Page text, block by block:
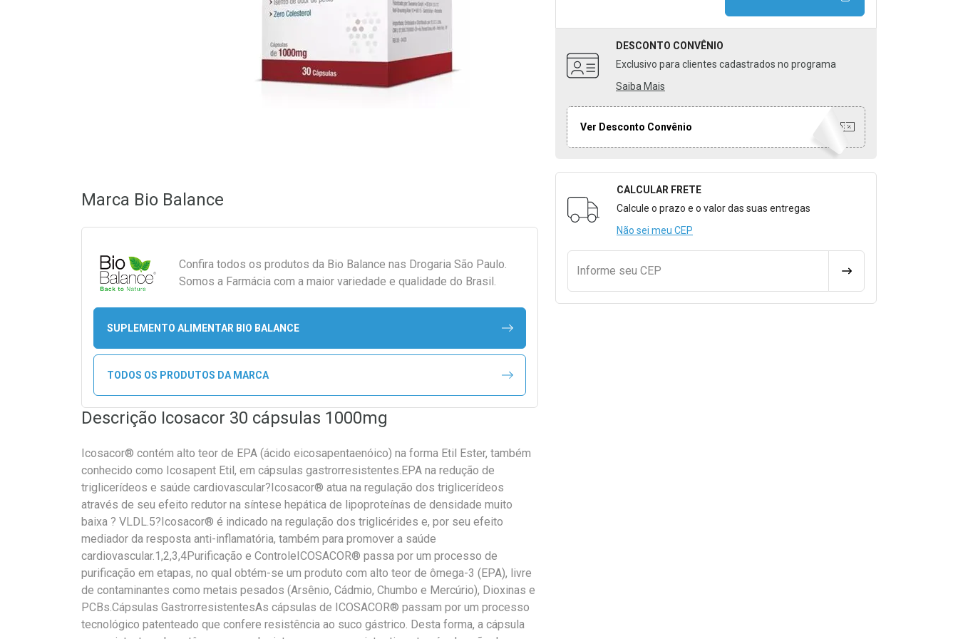
DESCONTO CONVÊNIO
Exclusivo para clientes cadastrados no programa
Saiba Mais
Ver Desconto Convênio
Formulário para Calcular o Frete
CALCULAR FRETE
Calcule o prazo e o valor das suas entregas
Não sei meu CEP
Informe seu CEP CALCULAR FRETE
Marca Bio Balance
Confira todos os produtos da Bio Balance nas Drogaria São Paulo.
Somos a Farmácia com a maior variedade e qualidade do Brasil.
SUPLEMENTO ALIMENTAR BIO BALANCE
TODOS OS PRODUTOS DA MARCA
Descrição Icosacor 30 cápsulas 1000mg
Icosacor® contém alto teor de EPA (ácido eicosapentaenóico) na forma Etil Ester, também
conhecido como Icosapent Etil, em cápsulas gastrorresistentes.EPA na redução de
triglicerídeos e saúde cardiovascular?Icosacor® atua na regulação dos triglicerídeos
através de seu efeito redutor na síntese hepática de lipoproteínas de densidade muito
baixa ? VLDL.5?Icosacor® é indicado na regulação dos triglicérides e, por seu efeito
mediador da resposta anti-inflamatória, também para promover a saúde
cardiovascular.1,2,3,4Purificação e ControleICOSACOR® passa por um processo de
purificação em etapas, no qual obtém-se um produto com alto teor de ômega-3 (EPA), livre
de contaminantes como metais pesados (Arsênio, Cádmio, Chumbo e Mercúrio), Dioxinas e
PCBs.Cápsulas GastrorresistentesAs cápsulas de ICOSACOR® passam por um processo
tecnológico patenteado que confere resistência ao suco gástrico. Desta forma, a cápsula